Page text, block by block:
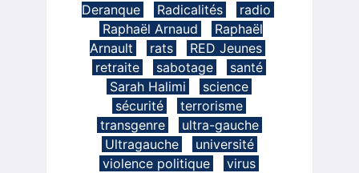
Deranque
Radicalités
radio
Raphaël Arnaud
Raphaël
Arnault
rats
RED Jeunes
retraite
sabotage
santé
Sarah Halimi
science
sécurité
terrorisme
transgenre
ultra-gauche
Ultragauche
université
violence politique
virus